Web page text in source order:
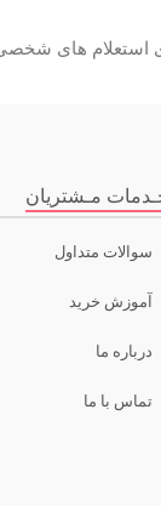
استعلام های
مـشتریان
سوالات متداول
آموزش خرید
درباره ما
تماس با ما